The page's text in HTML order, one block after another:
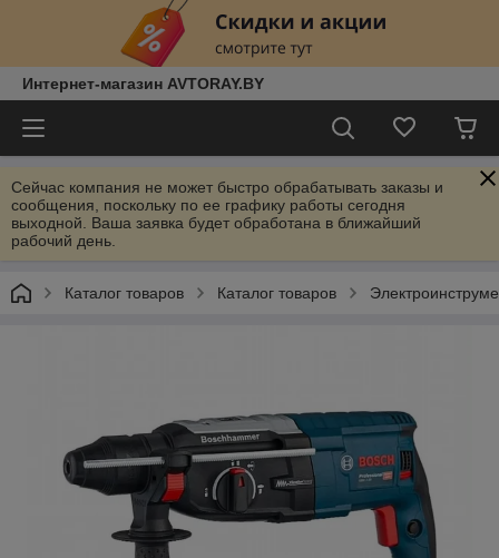
Интернет-магазин AVTORAY.BY
Сейчас компания не может быстро обрабатывать заказы и
сообщения, поскольку по ее графику работы сегодня
выходной. Ваша заявка будет обработана в ближайший
рабочий день.
Каталог товаров Каталог товаров